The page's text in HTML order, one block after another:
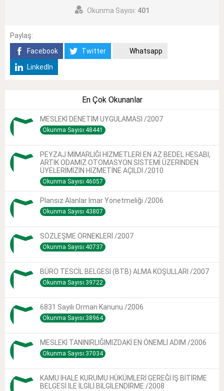
Okunma Sayısı: 401
Paylaş:
Facebook
Twitter
Whatsapp
LinkedIn
En Çok Okunanlar
MESLEKİ DENETİM UYGULAMASI /2007
Okunma Sayısı:48441
PEYZAJ MİMARLIĞI HİZMETLERİ EN AZ BEDEL HESABI,
ARTIK ODAMIZ OTOMASYON SİSTEMİ ÜZERİNDEN
ÜYELERİMİZİN HİZMETİNE AÇILDI /2010
Okunma Sayısı:46057
Plansız Alanlar Imar Yönetmeliği /2006
Okunma Sayısı:43807
SÖZLEŞME ÖRNEKLERİ /2007
Okunma Sayısı:40737
BÜRO TESCİL BELGESİ (BTB) ALMA KOŞULLARI /2007
Okunma Sayısı:39722
6831 Sayılı Orman Kanunu /2006
Okunma Sayısı:38964
MESLEKİ TANINIRLIĞIMIZDAKİ EN ÖNEMLİ ADIM /2006
Okunma Sayısı:37034
KAMU İHALE KURUMU HÜKÜMLERİ GEREĞİ İŞ BİTİRME
BELGESİ İLE İLGİLİ BİLGİLENDİRME /2008